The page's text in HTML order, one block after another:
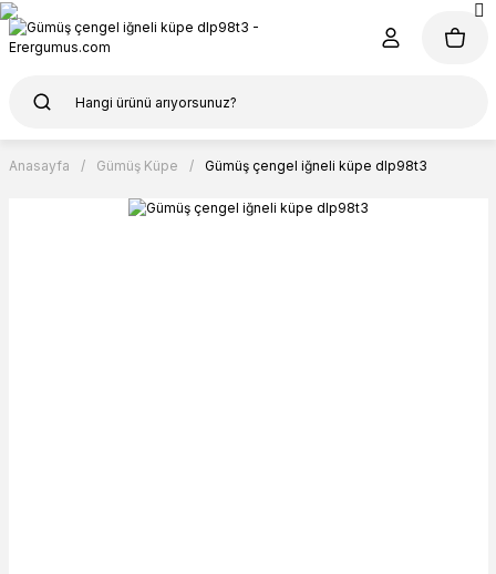
Anasayfa Gümüş Küpe Gümüş çengel iğneli küpe dlp98t3